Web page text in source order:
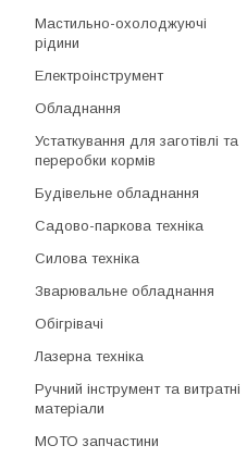
Мастильно-охолоджуючі
рідини
Електроінструмент
Обладнання
Устаткування для заготівлі та
переробки кормів
Будівельне обладнання
Садово-паркова техніка
Силова техніка
Зварювальне обладнання
Обігрівачі
Лазерна техніка
Ручний інструмент та витратні
матеріали
МОТО запчастини